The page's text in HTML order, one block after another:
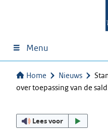
Menu
Home Nieuws
over toepassing van de
Lees voor